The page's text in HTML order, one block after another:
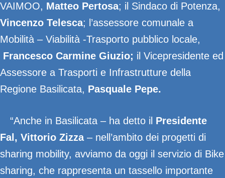
VAIMOO, Matteo Pertosa; il Sindaco di Potenza,
Vincenzo Telesca; l’assessore comunale a
Mobilità – Viabilità -Trasporto pubblico locale,
Francesco Carmine Giuzio; il Vicepresidente ed
Assessore a Trasporti e Infrastrutture della
Regione Basilicata, Pasquale Pepe.
“Anche in Basilicata – ha detto il Presidente
Fal, Vittorio Zizza– nell’ambito dei progetti di
sharing mobility, avviamo da oggi il servizio di Bike
sharing, che rappresenta un tassello importante